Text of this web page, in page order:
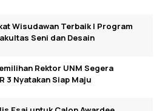
Wisudawan Terbaik I Program
Seni dan Desain
Rektor UNM Segera
3 Nyatakan Siap Maju